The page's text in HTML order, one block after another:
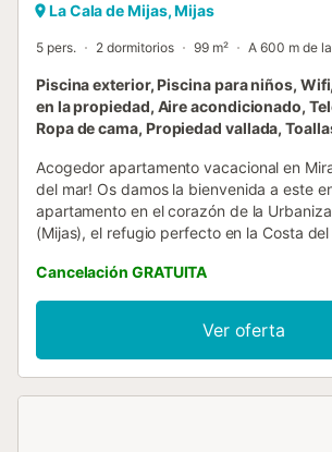
La Cala de Mijas, Mijas
5 pers. 2 dormitorios 99 m² A 600 m de
Piscina exterior, Piscina para niños,
en la propiedad, Aire acondicionado,
Ropa de cama, Propiedad vallada,
Acogedor apartamento vacacional en
del mar! Os damos la bienvenida a este
apartamento en el corazón de la
(Mijas), el refugio perfecto en la Costa
ubicación privilegiada, a pocos minutos
playa, restaurantes y servicios
estancia relajante. El apartamento -
baja de 99 m² - 2 dormitorios cómodos
empotrados - 2 baños – ideal para
Cancelación GRATUITA
Ver oferta